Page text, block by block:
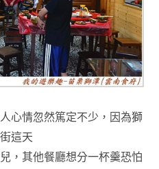
心情忽然篤定不少，因為獅
這天
，其他餐廳想分一杯羹恐怕